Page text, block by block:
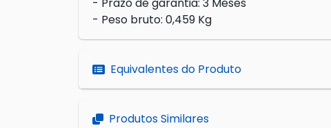
- Prazo de garantia: 3 Meses
- Peso bruto: 0,459 Kg
Equivalentes do Produto
Produtos Similares